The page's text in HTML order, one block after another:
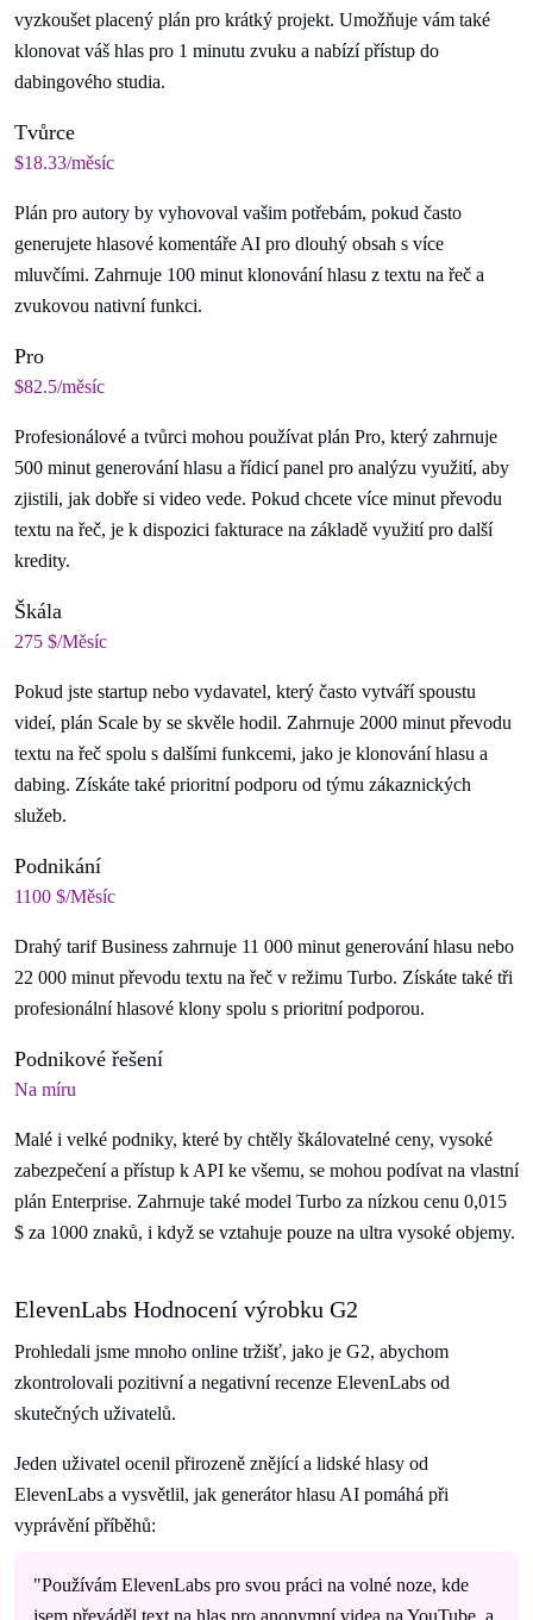
vyzkoušet placený plán pro krátký projekt. Umožňuje vám také
klonovat váš hlas pro 1 minutu zvuku a nabízí přístup do
dabingového studia.
Tvůrce
$18.33/měsíc
Plán pro autory by vyhovoval vašim potřebám, pokud často
generujete hlasové komentáře AI pro dlouhý obsah s více
mluvčími. Zahrnuje 100 minut klonování hlasu z textu na řeč a
zvukovou nativní funkci.
Pro
$82.5/měsíc
Profesionálové a tvůrci mohou používat plán Pro, který zahrnuje
500 minut generování hlasu a řídicí panel pro analýzu využití, aby
zjistili, jak dobře si video vede. Pokud chcete více minut převodu
textu na řeč, je k dispozici fakturace na základě využití pro další
kredity.
Škála
275 $/Měsíc
Pokud jste startup nebo vydavatel, který často vytváří spoustu
videí, plán Scale by se skvěle hodil. Zahrnuje 2000 minut převodu
textu na řeč spolu s dalšími funkcemi, jako je klonování hlasu a
dabing. Získáte také prioritní podporu od týmu zákaznických
služeb.
Podnikání
1100 $/Měsíc
Drahý tarif Business zahrnuje 11 000 minut generování hlasu nebo
22 000 minut převodu textu na řeč v režimu Turbo. Získáte také tři
profesionální hlasové klony spolu s prioritní podporou.
Podnikové řešení
Na míru
Malé i velké podniky, které by chtěly škálovatelné ceny, vysoké
zabezpečení a přístup k API ke všemu, se mohou podívat na vlastní
plán Enterprise. Zahrnuje také model Turbo za nízkou cenu 0,015
$ za 1000 znaků, i když se vztahuje pouze na ultra vysoké objemy.
ElevenLabs Hodnocení výrobku G2
Prohledali jsme mnoho online tržišť, jako je G2, abychom
zkontrolovali pozitivní a negativní recenze ElevenLabs od
skutečných uživatelů.
Jeden uživatel ocenil přirozeně znějící a lidské hlasy od
ElevenLabs a vysvětlil, jak generátor hlasu AI pomáhá při
vyprávění příběhů:
"Používám ElevenLabs pro svou práci na volné noze, kde
jsem převáděl text na hlas pro anonymní videa na YouTube, a